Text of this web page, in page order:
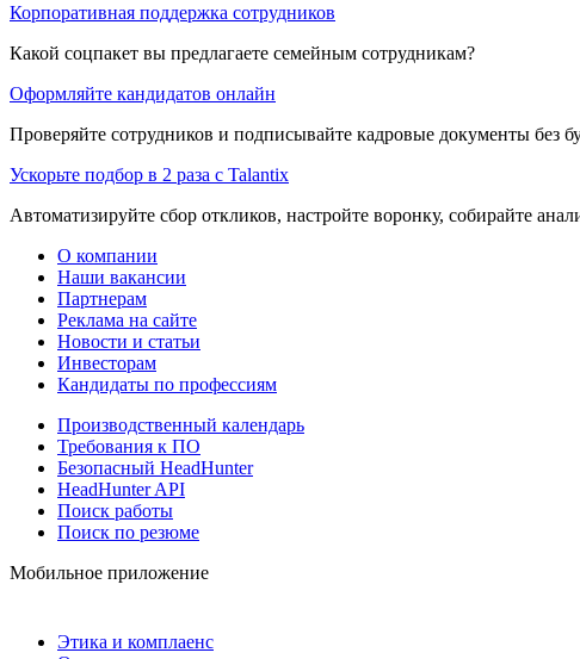
Корпоративная поддержка сотрудников
Какой соцпакет вы предлагаете семейным сотрудникам?
Оформляйте кандидатов онлайн
Проверяйте сотрудников и подписывайте кадровые документы без
Ускорьте подбор в 2 раза с Talantix
Автоматизируйте сбор откликов, настройте воронку, собирайте
О компании
Наши вакансии
Партнерам
Реклама на сайте
Новости и статьи
Инвесторам
Кандидаты по профессиям
Производственный календарь
Требования к ПО
Безопасный HeadHunter
HeadHunter API
Поиск работы
Поиск по резюме
Мобильное приложение
Этика и комплаенс